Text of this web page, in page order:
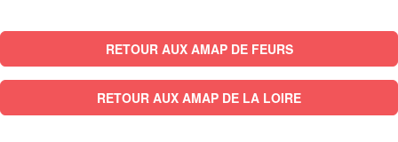
RETOUR AUX AMAP DE FEURS
RETOUR AUX AMAP DE LA LOIRE